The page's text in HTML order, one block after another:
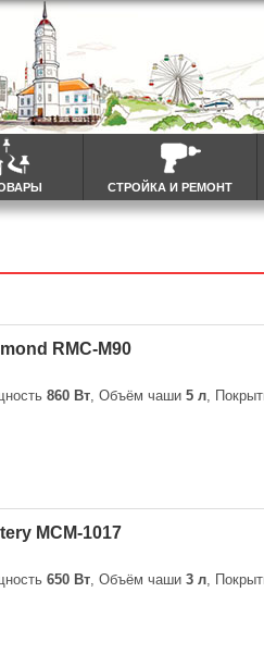
СТРОЙКА И РЕМОНТ
RMC-M90
860 Вт, Объём чаши 5 л,
MCM-1017
650 Вт, Объём чаши 3 л,